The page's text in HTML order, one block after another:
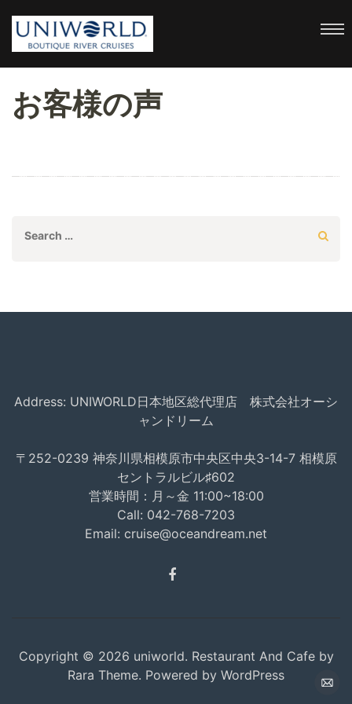
uniworld
お客様の声
Search
Address: UNIWORLD日本地区総代理店 株式会社オーシ
ャンドリーム
〒252-0239 神奈川県相模原市中央区中央3-14-7 相模原
セントラルビル♯602
営業時間：月～金 11:00~18:00
Call: 042-768-7203
Email: cruise@oceandream.net
Copyright © 2026 uniworld. Restaurant And Cafe by
Rara Theme. Powered by WordPress